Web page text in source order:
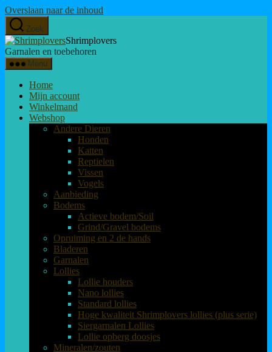
Overslaan naar de inhoud
Zoek
Shrimplovers
Garnalen en toebehoren
Menu
Home
Mijn account
Winkelmand
Webshop
Andere Dieren
Honden
Katten
Reptielen
Vissen
Vogels
Aanbieding
Bodems
Actieve bodem/Soil
Grind/Gravel bodems
Opruiming en 2 de hands
Bladeren
Garnalen
Lollies
Lollie houders
Nano lollies
Standard lollies
Hoge kwaliteit Shrimplovers lollies (plus serie)
Siergarnalen Lollies
Lollie opberg doosjes
Mineralen/zouten